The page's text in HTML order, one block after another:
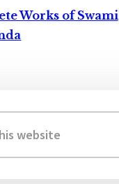
Works of Swami